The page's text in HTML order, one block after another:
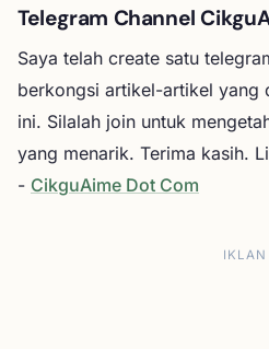
Telegram Channel
Saya telah create satu
berkongsi artikel-artikel yang
ini. Silalah join untuk
yang menarik. Terima kasih.
- CikguAime Dot Com
IKLAN